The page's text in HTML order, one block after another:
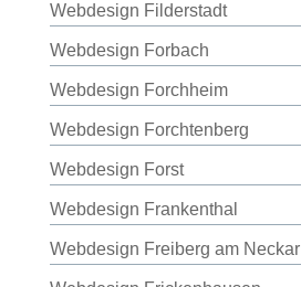
Webdesign Filderstadt
Webdesign Forbach
Webdesign Forchheim
Webdesign Forchtenberg
Webdesign Forst
Webdesign Frankenthal
Webdesign Freiberg am Neckar